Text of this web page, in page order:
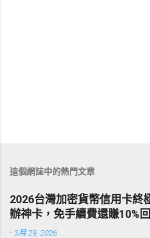
這個網誌中的熱門文章
2026台灣加密貨幣信用卡終
辦神卡，免手續費還賺10%
-3月 29, 2026